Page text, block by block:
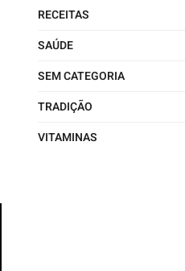
RECEITAS
SAÚDE
SEM CATEGORIA
TRADIÇÃO
VITAMINAS